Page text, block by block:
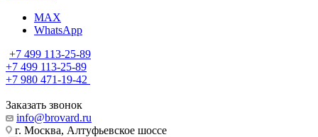
MAX
WhatsApp
+7 499 113-25-89
+7 499 113-25-89
+7 980 471-19-42
Заказать звонок
info@brovard.ru
г. Москва, Алтуфьевское шоссе